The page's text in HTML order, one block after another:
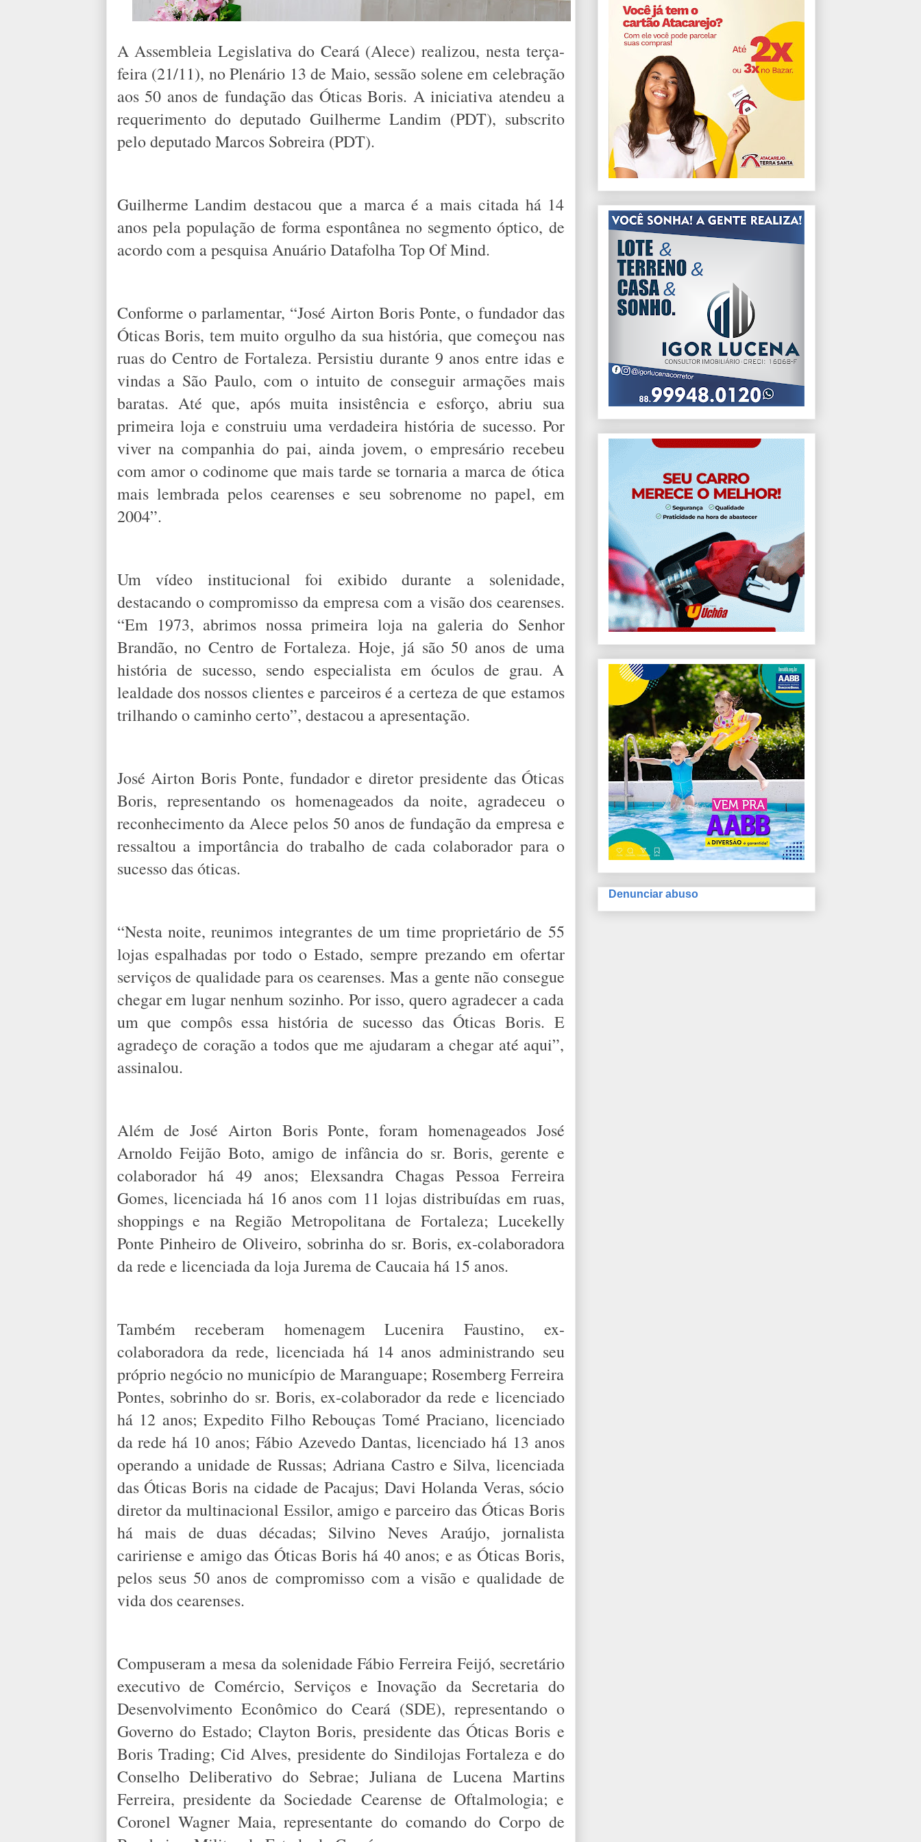
A Assembleia Legislativa do Ceará (Alece) realizou, nesta terça-
feira (21/11), no Plenário 13 de Maio, sessão solene em celebração
aos 50 anos de fundação das Óticas Boris. A iniciativa atendeu a
requerimento do deputado Guilherme Landim (PDT), subscrito
pelo deputado Marcos Sobreira (PDT).
Guilherme Landim destacou que a marca é a mais citada há 14
anos pela população de forma espontânea no segmento óptico, de
acordo com a pesquisa Anuário Datafolha Top Of Mind.
Conforme o parlamentar, “José Airton Boris Ponte, o fundador das
Óticas Boris, tem muito orgulho da sua história, que começou nas
ruas do Centro de Fortaleza. Persistiu durante 9 anos entre idas e
vindas a São Paulo, com o intuito de conseguir armações mais
baratas. Até que, após muita insistência e esforço, abriu sua
primeira loja e construiu uma verdadeira história de sucesso. Por
viver na companhia do pai, ainda jovem, o empresário recebeu
com amor o codinome que mais tarde se tornaria a marca de ótica
mais lembrada pelos cearenses e seu sobrenome no papel, em
2004”.
Um vídeo institucional foi exibido durante a solenidade,
destacando o compromisso da empresa com a visão dos cearenses.
“Em 1973, abrimos nossa primeira loja na galeria do Senhor
Brandão, no Centro de Fortaleza. Hoje, já são 50 anos de uma
história de sucesso, sendo especialista em óculos de grau. A
lealdade dos nossos clientes e parceiros é a certeza de que estamos
trilhando o caminho certo”, destacou a apresentação.
José Airton Boris Ponte, fundador e diretor presidente das Óticas
Boris, representando os homenageados da noite, agradeceu o
reconhecimento da Alece pelos 50 anos de fundação da empresa e
ressaltou a importância do trabalho de cada colaborador para o
sucesso das óticas.
“Nesta noite, reunimos integrantes de um time proprietário de 55
lojas espalhadas por todo o Estado, sempre prezando em ofertar
serviços de qualidade para os cearenses. Mas a gente não consegue
chegar em lugar nenhum sozinho. Por isso, quero agradecer a cada
um que compôs essa história de sucesso das Óticas Boris. E
agradeço de coração a todos que me ajudaram a chegar até aqui”,
assinalou.
Além de José Airton Boris Ponte, foram homenageados José
Arnoldo Feijão Boto, amigo de infância do sr. Boris, gerente e
colaborador há 49 anos; Elexsandra Chagas Pessoa Ferreira
Gomes, licenciada há 16 anos com 11 lojas distribuídas em ruas,
shoppings e na Região Metropolitana de Fortaleza; Lucekelly
Ponte Pinheiro de Oliveiro, sobrinha do sr. Boris, ex-colaboradora
da rede e licenciada da loja Jurema de Caucaia há 15 anos.
Também receberam homenagem Lucenira Faustino, ex-
colaboradora da rede, licenciada há 14 anos administrando seu
próprio negócio no município de Maranguape; Rosemberg Ferreira
Pontes, sobrinho do sr. Boris, ex-colaborador da rede e licenciado
há 12 anos; Expedito Filho Rebouças Tomé Praciano, licenciado
da rede há 10 anos; Fábio Azevedo Dantas, licenciado há 13 anos
operando a unidade de Russas; Adriana Castro e Silva, licenciada
das Óticas Boris na cidade de Pacajus; Davi Holanda Veras, sócio
diretor da multinacional Essilor, amigo e parceiro das Óticas Boris
há mais de duas décadas; Silvino Neves Araújo, jornalista
caririense e amigo das Óticas Boris há 40 anos; e as Óticas Boris,
pelos seus 50 anos de compromisso com a visão e qualidade de
vida dos cearenses.
Compuseram a mesa da solenidade Fábio Ferreira Feijó, secretário
executivo de Comércio, Serviços e Inovação da Secretaria do
Desenvolvimento Econômico do Ceará (SDE), representando o
Governo do Estado; Clayton Boris, presidente das Óticas Boris e
Boris Trading; Cid Alves, presidente do Sindilojas Fortaleza e do
Conselho Deliberativo do Sebrae; Juliana de Lucena Martins
Ferreira, presidente da Sociedade Cearense de Oftalmologia; e
Coronel Wagner Maia, representante do comando do Corpo de
Denunciar abuso